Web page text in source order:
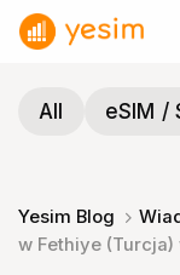
Przewiń
do
All
eSIM /
Yesim Blog
w Fethiye (Turcja)